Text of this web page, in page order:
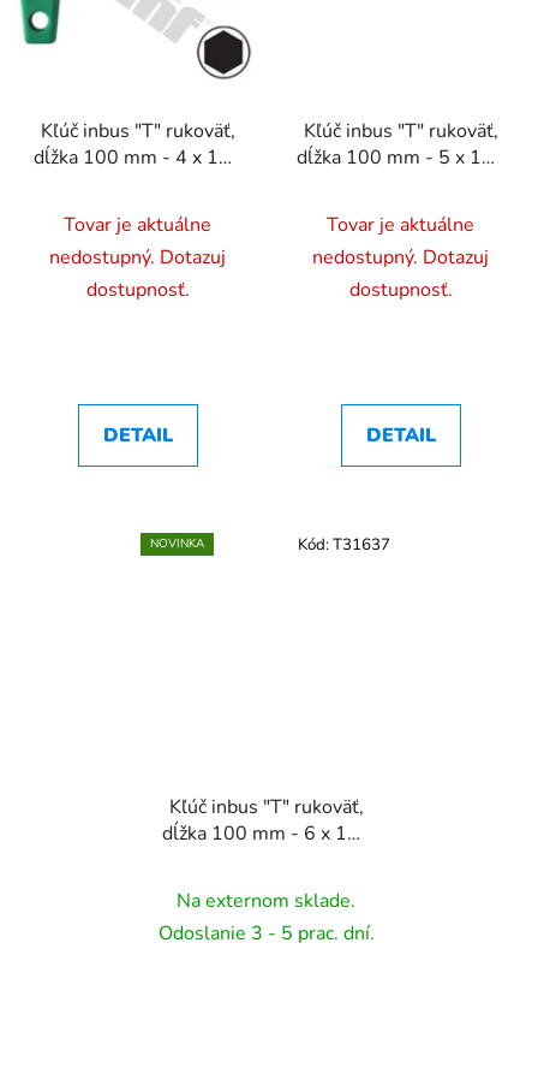
Kľúč inbus "T" rukoväť,
dĺžka 100 mm - 4 x 100
Tovar je aktuálne
nedostupný. Dotazuj
dostupnosť.
DETAIL
Kľúč inbus "T" rukoväť,
dĺžka 100 mm - 5 x 100
Tovar je aktuálne
nedostupný. Dotazuj
dostupnosť.
DETAIL
NOVINKA
Kľúč inbus "T" rukoväť,
dĺžka 100 mm - 6 x 100
Na externom sklade.
Odoslanie 3 - 5 prac. dní.
Kód:T31637